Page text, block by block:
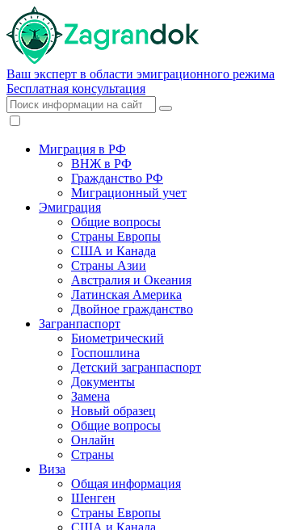
Ваш эксперт в области эмиграционного режима
Бесплатная консультация
Миграция в РФ
ВНЖ в РФ
Гражданство РФ
Миграционный учет
Эмиграция
Общие вопросы
Страны Европы
США и Канада
Страны Азии
Австралия и Океания
Латинская Америка
Двойное гражданство
Загранпаспорт
Биометрический
Госпошлина
Детский загранпаспорт
Документы
Замена
Новый образец
Общие вопросы
Онлайн
Страны
Виза
Общая информация
Шенген
Страны Европы
США и Канада